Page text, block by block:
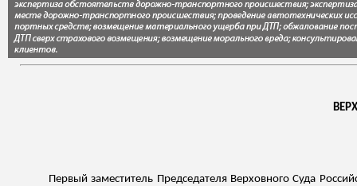
Первый заместитель Председателя Верховного Суда